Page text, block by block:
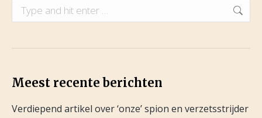
Search:
Meest recente berichten
Verdiepend artikel over ‘onze’ spion en verzetsstrijder